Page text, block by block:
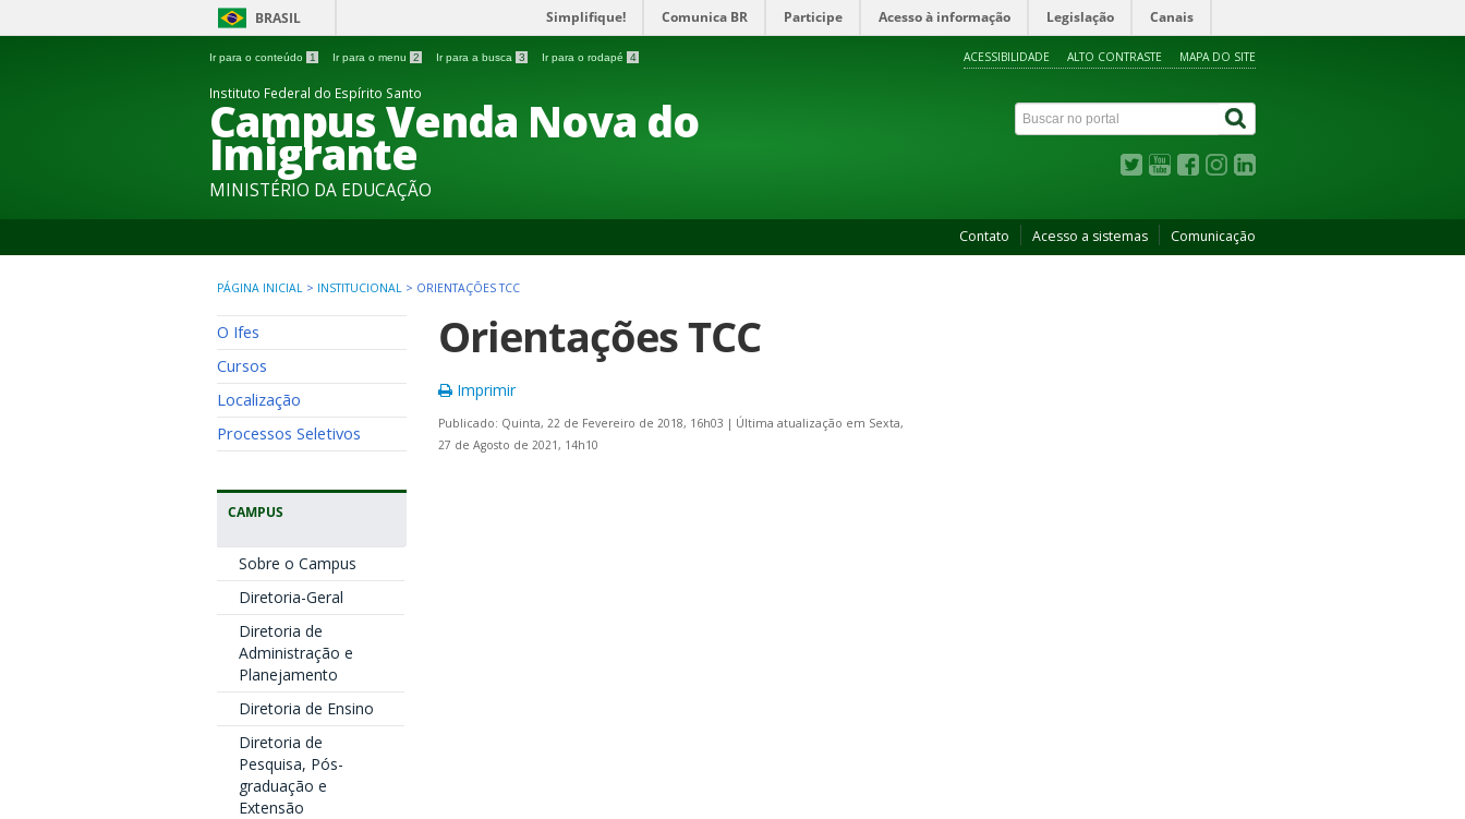
BRASIL Simplifique! Comunica BR Participe Acesso à informação Legislação Canais
Ir para o conteúdo 1 Ir para o menu 2 Ir para a busca 3 Ir para o rodapé 4 ACESSIBILIDADE ALTO CONTRASTE MAPA DO SITE
Instituto Federal do Espírito Santo
Campus Venda Nova do
Imigrante
MINISTÉRIO DA EDUCAÇÃO
Contato Acesso a sistemas Comunicação
PÁGINA INICIAL > INSTITUCIONAL > ORIENTAÇÕES TCC
O Ifes
Cursos
Localização
Processos Seletivos
CAMPUS
Sobre o Campus
Diretoria-Geral
Diretoria de
Administração e
Planejamento
Diretoria de Ensino
Diretoria de
Pesquisa, Pós-
graduação e
Extensão
Orientações TCC
Imprimir
Publicado: Quinta, 22 de Fevereiro de 2018, 16h03 | Última atualização em Sexta,
27 de Agosto de 2021, 14h10